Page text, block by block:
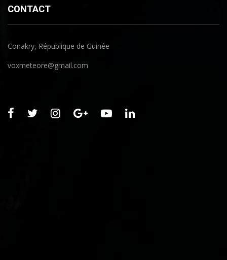
CONTACT
Conakry, République de Guinée
voxmeteore@gmail.com